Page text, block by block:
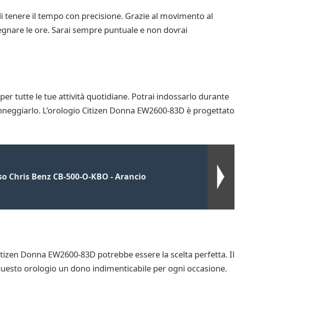
il tempo con precisione. Grazie al movimento al
le ore. Sarai sempre puntuale e non dovrai
tutte le tue attività quotidiane. Potrai indossarlo durante
L’orologio Citizen Donna EW2600-83D è progettato
Chris Benz CB-500-O-KBO - Arancio
Donna EW2600-83D potrebbe essere la scelta perfetta. Il
orologio un dono indimenticabile per ogni occasione.